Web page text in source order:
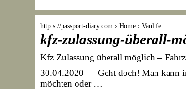
http s://passport-diary.com › Home › Vanlife
kfz-zulassung-überall-
Kfz Zulassung überall möglich –
30.04.2020 — Geht doch! Man kann in
möchten oder …